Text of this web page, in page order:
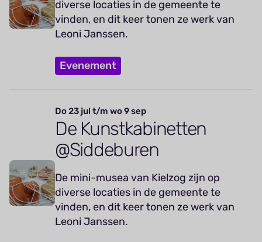
diverse locaties in de gemeente te
vinden, en dit keer tonen ze werk van
Leoni Janssen.
Evenement
Do 23 jul t/m wo 9 sep
De Kunstkabinetten
@Siddeburen
De mini-musea van Kielzog zijn op
diverse locaties in de gemeente te
vinden, en dit keer tonen ze werk van
Leoni Janssen.